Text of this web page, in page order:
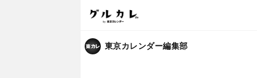
東京カレンダー編集部